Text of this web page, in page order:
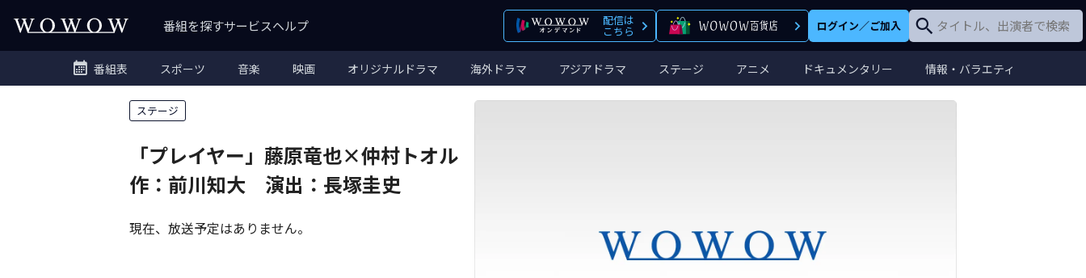
番組を探すサービスヘルプ 配信は
こちら ログイン／ご加入
番組表 スポーツ 音楽 映画 オリジナルドラマ 海外ドラマ アジアドラマ ステージ アニメ ドキュメンタリー 情報・バラエティ
ステージ
「プレイヤー」藤原竜也×仲村トオル
作：前川知大 演出：長塚圭史
現在、放送予定はありません。